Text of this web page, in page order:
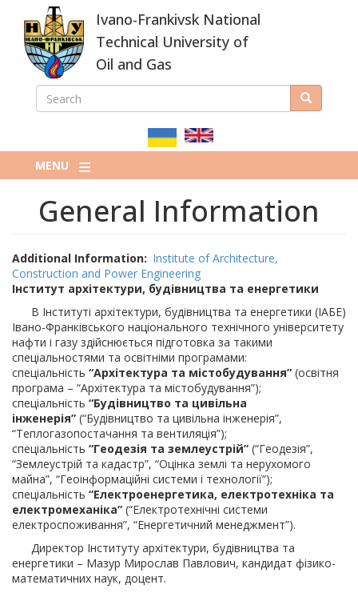
main
content
Ivano-Frankivsk National
Technical University of
Oil and Gas
ПОШУКОВА
SEARCH Search
MENU
General Information
Additional Information
Institute of Architecture,
Construction and Power Engineering
Інститут архітектури, будівництва та енергетики
В Інституті архітектури, будівництва та енергетики (ІАБЕ)
Івано-Франківського національного технічного університету
нафти і газу здійснюється підготовка за такими
спеціальностями та освітніми програмами:
спеціальність “Архітектура та містобудування” (освітня
програма – “Архітектура та містобудування”);
спеціальність “Будівництво та цивільна
інженерія” (“Будівництво та цивільна інженерія”,
“Теплогазопостачання та вентиляція”);
спеціальність “Геодезія та землеустрій” (“Геодезія”,
“Землеустрій та кадастр”, “Оцінка землі та нерухомого
майна”, “Геоінформаційні системи і технології”);
спеціальність “Електроенергетика, електротехніка та
електромеханіка” (“Електротехнічні системи
електроспоживання”, “Енергетичний менеджмент”).
Директор Інституту архітектури, будівництва та
енергетики – Мазур Мирослав Павлович, кандидат фізико-
математичних наук, доцент.